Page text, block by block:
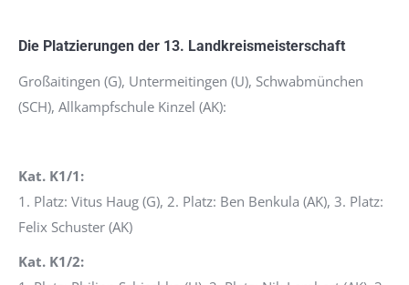
Die Platzierungen der 13. Landkreismeisterschaft
Großaitingen (G), Untermeitingen (U), Schwabmünchen
(SCH), Allkampfschule Kinzel (AK):
Kat. K1/1:
1. Platz: Vitus Haug (G), 2. Platz: Ben Benkula (AK), 3. Platz:
Felix Schuster (AK)
Kat. K1/2: